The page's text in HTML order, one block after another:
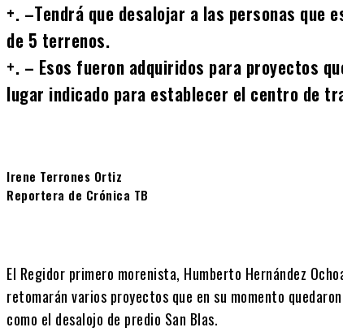
+. –Tendrá que desalojar a las personas que
de 5 terrenos.
+. – Esos fueron adquiridos para proyectos
lugar indicado para establecer el centro de
Irene Terrones Ortiz
Reportera de Crónica TB
El Regidor primero morenista, Humberto Hernández
retomarán varios proyectos que en su momento
como el desalojo de predio San Blas.